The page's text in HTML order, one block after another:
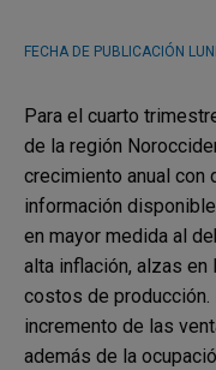
FECHA DE PUBLICACIÓN
Para el cuarto
de la región
crecimiento anual con
información
en mayor medida al
alta inflación, alzas
costos de producción.
incremento de las
además de la